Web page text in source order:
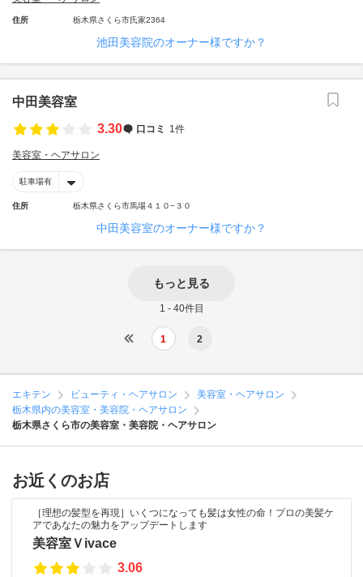
住所 栃木県さくら市氏家2364
池田美容院のオーナー様ですか？
中田美容室
3.30
口コミ 1件
美容室・ヘアサロン
駐車場有
住所 栃木県さくら市馬場４１０−３０
中田美容室のオーナー様ですか？
もっと見る
1 - 40件目
1 2
エキテン ビューティ・ヘアサロン
美容室・ヘアサロン
栃木県内の美容室・美容院・ヘアサロン
栃木県さくら市の美容室・美容院・ヘアサロン
お近くのお店
［理想の髪型を再現］いくつになっても髪は女性の命！プロの美髪ケ
アであなたの魅力をアップデートします
美容室Ｖivace
3.06